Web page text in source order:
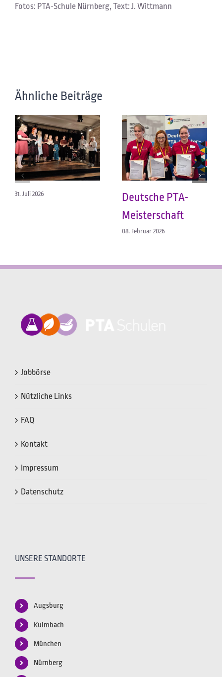
Fotos: PTA-Schule Nürnberg, Text: J. Wittmann
Ähnliche Beiträge
31. Juli 2026
Deutsche PTA-
Meisterschaft
08. Februar 2026
Jobbörse
Nützliche Links
FAQ
Kontakt
Impressum
Datenschutz
UNSERE STANDORTE
Augsburg
Kulmbach
München
Nürnberg